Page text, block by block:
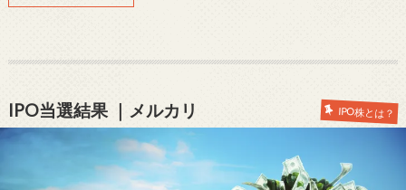
IPO株とは？
IPO当選結果 ｜メルカリ